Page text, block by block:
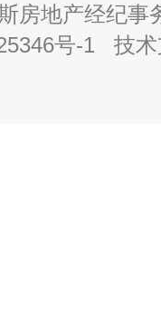
房地产经纪事
号-1 技术